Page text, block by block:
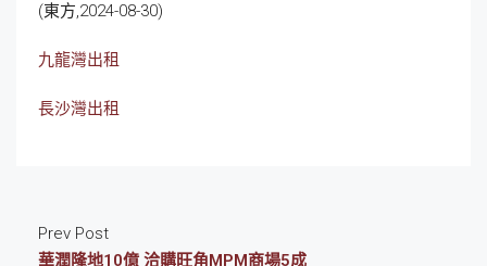
(東方,2024-08-30)
九龍灣出租
長沙灣出租
Prev Post
華潤隆地10億 洽購旺角MPM商場5成